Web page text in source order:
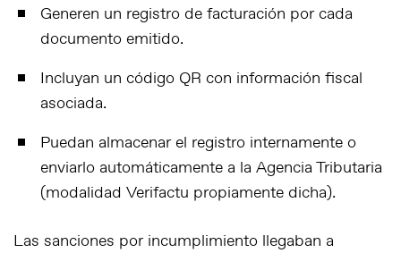
Generen un registro de facturación por cada
documento emitido.
Incluyan un código QR con información fiscal
asociada.
Puedan almacenar el registro internamente o
enviarlo automáticamente a la Agencia Tributaria
(modalidad Verifactu propiamente dicha).
Las sanciones por incumplimiento llegaban a